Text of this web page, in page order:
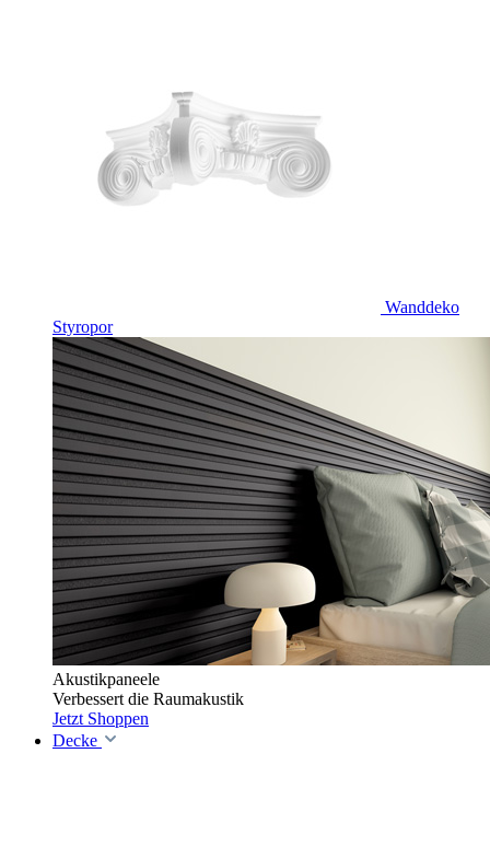
Wanddeko
Styropor
Akustikpaneele
Verbessert die Raumakustik
Jetzt Shoppen
Decke